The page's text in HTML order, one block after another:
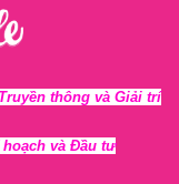
thông và Giải trí
hoạch và Đầu tư